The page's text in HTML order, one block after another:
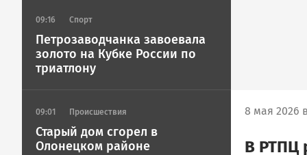
09:16 Спорт
Петрозаводчанка завоевала
золото на Кубке России по
триатлону
09:01 Происшествия
Старый дом сгорел в
Олонецком районе
8 мая 2026
В РТПЦ